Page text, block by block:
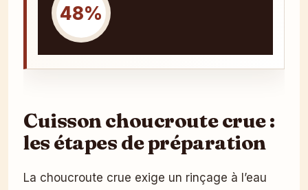
48%
Cuisson choucroute crue :
les étapes de préparation
La choucroute crue exige un rinçage à l’eau